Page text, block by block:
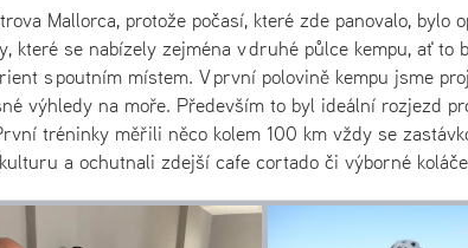
Mallorca, protože počasí, které zde panovalo, bylo
které se nabízely zejména v druhé půlce kempu, ať to
s poutním místem. V první polovině kempu jsme
výhledy na moře. Především to byl ideální rozjezd
tréninky měřili něco kolem 100 km vždy se
a ochutnali zdejší cafe cortado či výborné